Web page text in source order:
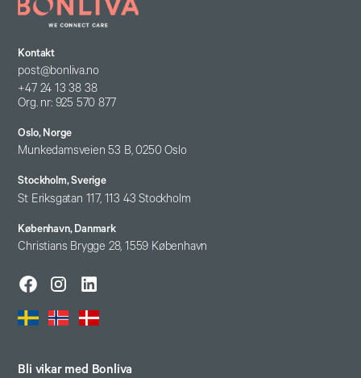
Kontakt
post@bonliva.no
+47 24 13 38 38
Org. nr: 925 570 877
Oslo, Norge
Munkedamsveien 53 B, 0250 Oslo
Stockholm, Sverige
St Eriksgatan 117, 113 43 Stockholm
København, Danmark
Christians Brygge 28, 1559 København
Bli vikar med Bonliva